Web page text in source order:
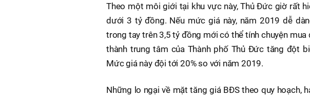
Theo một môi giới tại khu vực này, Thủ Đức giờ rất
dưới 3 tỷ đồng. Nếu mức giá này, năm 2019 dễ
trong tay trên 3,5 tỷ đồng mới có thể tính chuyện
thành trung tâm của Thành phố Thủ Đức tăng đột
Mức giá này đội tới 20% so với năm 2019.
Những lo ngại về mặt tăng giá BĐS theo quy hoạch,